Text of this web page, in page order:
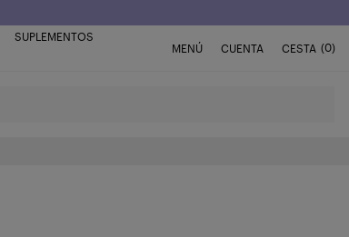
SUPLEMENTOS
MENÚ CUENTA CESTA (0)